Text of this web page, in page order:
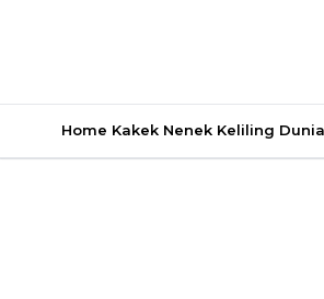
Home Kakek Nenek Keliling